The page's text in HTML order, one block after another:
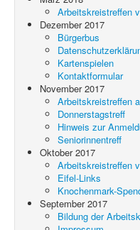
Arbeitskreistreffen
Dezember 2017
Bürgerbus
Kartenspielen
Kontaktformular
November 2017
Arbeitskreistreffen
Donnerstagstreff
Hinweis zur
Seniorinnentreff
Oktober 2017
Arbeitskreistreffen
Eifel-Links
Knochenmark-
September 2017
Bildung der